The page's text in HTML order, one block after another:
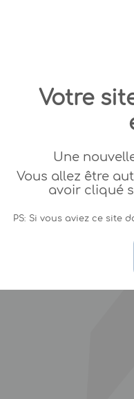
Votre
Une
Vous allez être
avoir cliqué
PS: Si vous aviez ce site